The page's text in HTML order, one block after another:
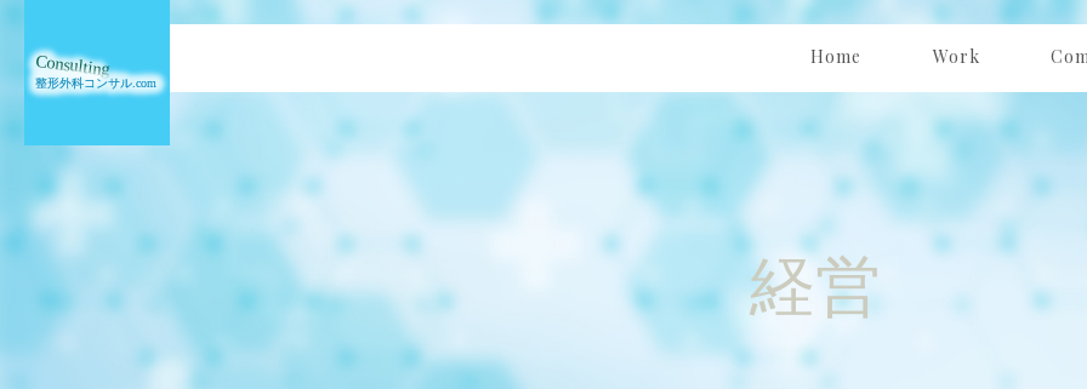
Home
ホーム
Work
私達の仕事
会
経営